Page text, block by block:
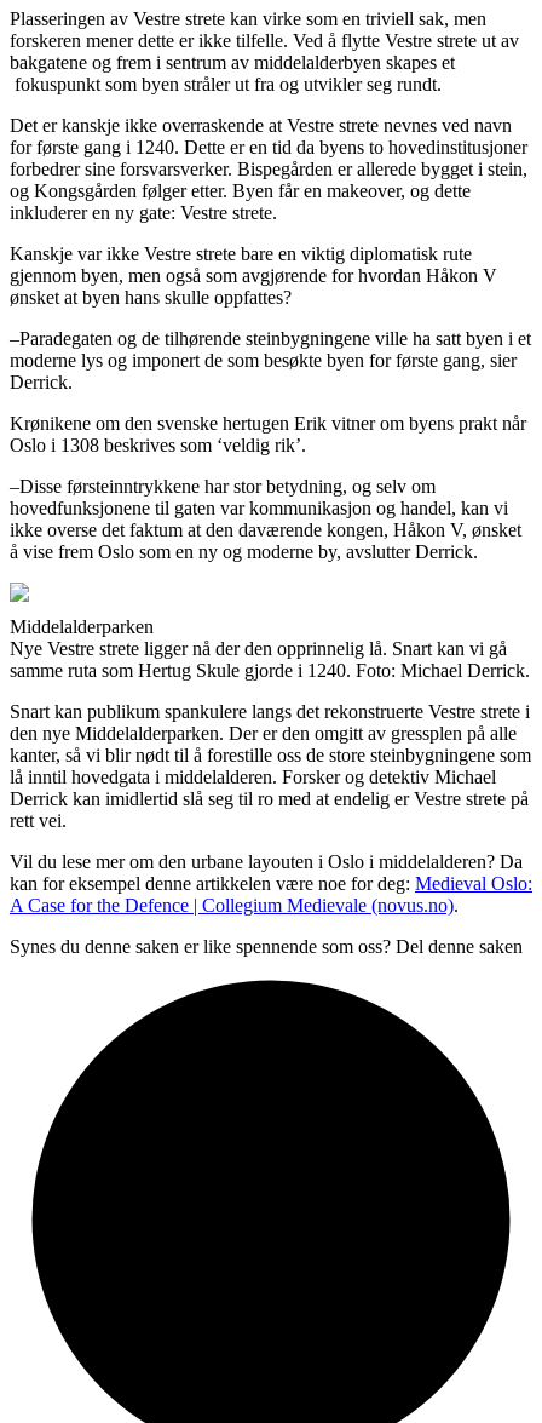
Plasseringen av Vestre strete kan virke som en triviell sak, men
forskeren mener dette er ikke tilfelle. Ved å flytte Vestre strete ut av
bakgatene og frem i sentrum av middelalderbyen skapes et
fokuspunkt som byen stråler ut fra og utvikler seg rundt.
Det er kanskje ikke overraskende at Vestre strete nevnes ved navn
for første gang i 1240. Dette er en tid da byens to hovedinstitusjoner
forbedrer sine forsvarsverker. Bispegården er allerede bygget i stein,
og Kongsgården følger etter. Byen får en makeover, og dette
inkluderer en ny gate: Vestre strete.
Kanskje var ikke Vestre strete bare en viktig diplomatisk rute
gjennom byen, men også som avgjørende for hvordan Håkon V
ønsket at byen hans skulle oppfattes?
–Paradegaten og de tilhørende steinbygningene ville ha satt byen i et
moderne lys og imponert de som besøkte byen for første gang, sier
Derrick.
Krønikene om den svenske hertugen Erik vitner om byens prakt når
Oslo i 1308 beskrives som ‘veldig rik’.
–Disse førsteinntrykkene har stor betydning, og selv om
hovedfunksjonene til gaten var kommunikasjon og handel, kan vi
ikke overse det faktum at den daværende kongen, Håkon V, ønsket
å vise frem Oslo som en ny og moderne by, avslutter Derrick.
Middelalderparken
Nye Vestre strete ligger nå der den opprinnelig lå. Snart kan vi gå
samme ruta som Hertug Skule gjorde i 1240. Foto: Michael Derrick.
Snart kan publikum spankulere langs det rekonstruerte Vestre strete i
den nye Middelalderparken. Der er den omgitt av gressplen på alle
kanter, så vi blir nødt til å forestille oss de store steinbygningene som
lå inntil hovedgata i middelalderen. Forsker og detektiv Michael
Derrick kan imidlertid slå seg til ro med at endelig er Vestre strete på
rett vei.
Vil du lese mer om den urbane layouten i Oslo i middelalderen? Da
kan for eksempel denne artikkelen være noe for deg: Medieval Oslo:
A Case for the Defence | Collegium Medievale (novus.no).
Synes du denne saken er like spennende som oss? Del denne saken